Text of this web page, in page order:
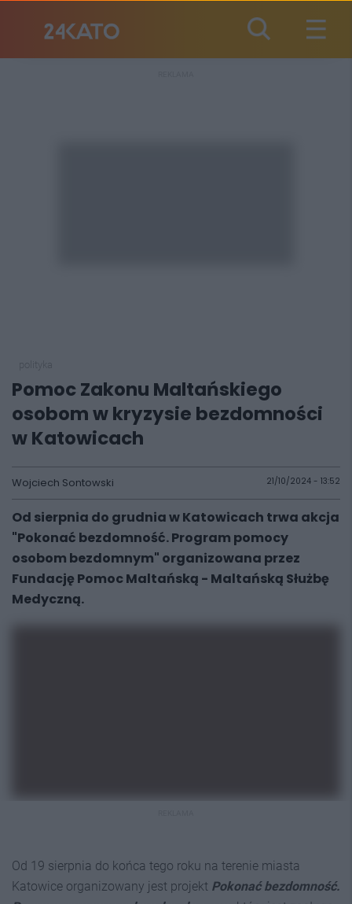
Pomoc Zakonu Maltańskiego
osobom w kryzysie bezdomności
w Katowicach
Wojciech Sontowski 21/10/2024 - 13:52
Od sierpnia do grudnia w Katowicach trwa akcja
"Pokonać bezdomność. Program pomocy
osobom bezdomnym" organizowana przez
Fundację Pomoc Maltańską - Maltańską Służbę
Medyczną.
Od 19 sierpnia do końca tego roku na terenie miasta
Katowice organizowany jest projekt Pokonać bezdomność.